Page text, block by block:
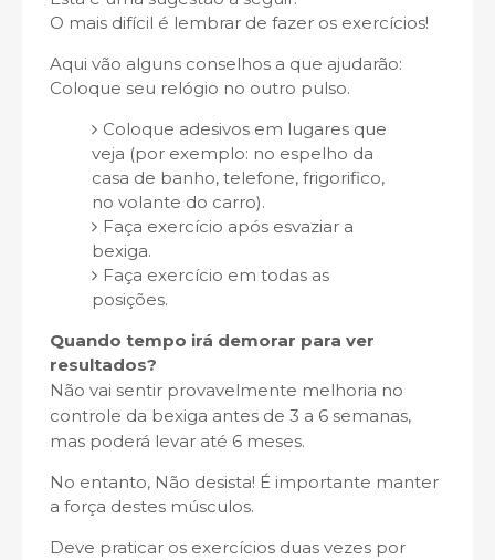
O mais difícil é lembrar de fazer os exercícios!
Aqui vão alguns conselhos a que ajudarão:
Coloque seu relógio no outro pulso.
Coloque adesivos em lugares que
veja (por exemplo: no espelho da
casa de banho, telefone, frigorifico,
no volante do carro).
Faça exercício após esvaziar a
bexiga.
Faça exercício em todas as
posições.
Quando tempo irá demorar para ver
resultados?
Não vai sentir provavelmente melhoria no
controle da bexiga antes de 3 a 6 semanas,
mas poderá levar até 6 meses.
No entanto, Não desista! É importante manter
a força destes músculos.
Deve praticar os exercícios duas vezes por